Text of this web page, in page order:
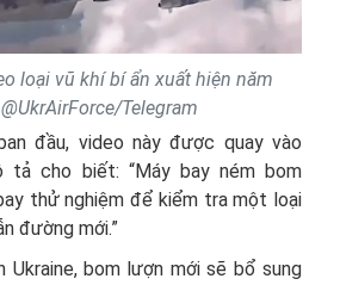
loại vũ khí bí ẩn xuất hiện năm
Telegram
đầu, video này được quay vào
tả cho biết: “Máy bay ném bom
thử nghiệm để kiểm tra một loại
đường mới.”
Ukraine, bom lượn mới sẽ bổ sung